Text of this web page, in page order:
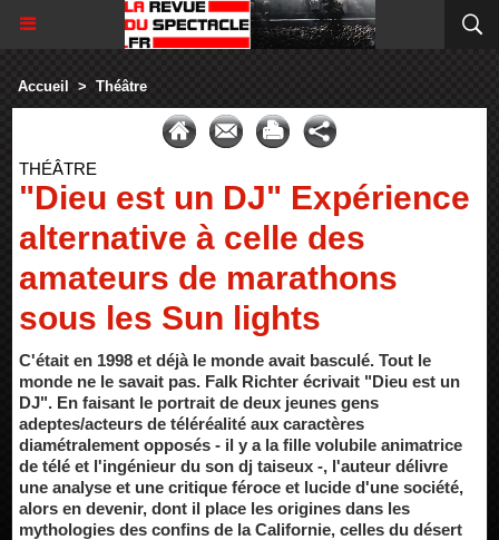
Accueil > Théâtre
THÉÂTRE
"Dieu est un DJ" Expérience
alternative à celle des
amateurs de marathons
sous les Sun lights
C'était en 1998 et déjà le monde avait basculé. Tout le
monde ne le savait pas. Falk Richter écrivait "Dieu est un
DJ". En faisant le portrait de deux jeunes gens
adeptes/acteurs de téléréalité aux caractères
diamétralement opposés - il y a la fille volubile animatrice
de télé et l'ingénieur du son dj taiseux -, l'auteur délivre
une analyse et une critique féroce et lucide d'une société,
alors en devenir, dont il place les origines dans les
mythologies des confins de la Californie, celles du désert